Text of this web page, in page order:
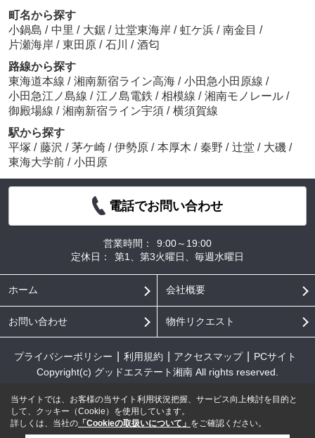
町名から探す
小鍋島 / 中里 / 大鋸 / 辻堂東海岸 / 虹ケ浜 / 南金目 /
片瀬海岸 / 東田原 / 石川 / 酒匂
路線から探す
東海道本線 / 湘南新宿ライン高海 / 小田急小田原線 /
小田急江ノ島線 / 江ノ島電鉄 / 相模線 / 湘南モノレール /
御殿場線 / 湘南新宿ライン宇須 / 横須賀線
駅から探す
平塚 / 藤沢 / 茅ケ崎 / 伊勢原 / 本厚木 / 秦野 / 辻堂 / 大磯 /
東海大学前 / 小田原
電話でお問い合わせ
営業時間：
9:00～19:00
定休日：
第1、第3火曜日、毎週水曜日
ホーム 会社概要
お問い合わせ 物件リクエスト
プライバシーポリシー 利用規約 アクセスマップ
PCサイト
Copyright(c) グッドエステート湘南 All rights reserved.
当サイトでは、お客様の当サイト利用状況把握、サービス向上検討を目的と
して、クッキー（Cookie）を使用しています。
詳しくは、当社の 「Cookieの取扱いについて」 をご確認ください。